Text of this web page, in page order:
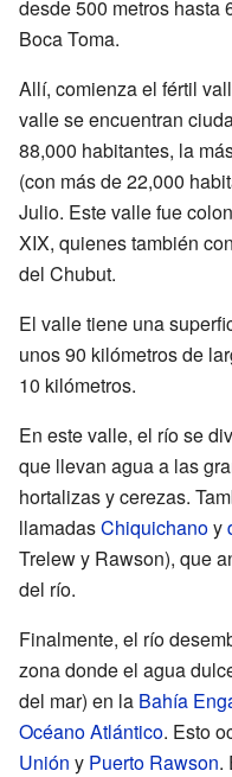
desde 500 metros hasta
Boca Toma.
Allí, comienza el fértil
valle se encuentran
88,000 habitantes, la
(con más de 22,000
Julio. Este valle fue
XIX, quienes también
del Chubut.
El valle tiene una
unos 90 kilómetros de
10 kilómetros.
En este valle, el río se
que llevan agua a las
hortalizas y cerezas.
llamadasChiquichanoy
Trelew y Rawson), que
del río.
Finalmente, el río
zona donde el agua
del mar) en la Bahía
Océano Atlántico. Esto
Unión y Puerto Rawson.